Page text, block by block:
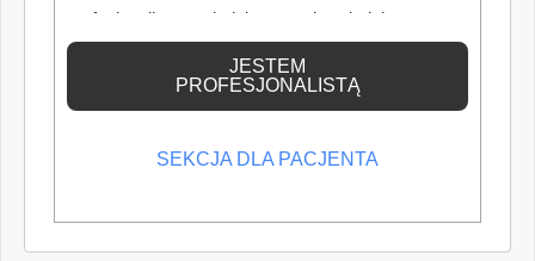
profesjonalistą posiadającym odpowiednią
wiedzę medyczną.
JESTEM
PROFESJONALISTĄ
SEKCJA DLA PACJENTA